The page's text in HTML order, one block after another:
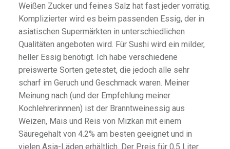
Weißen Zucker und feines Salz hat fast jeder vorrätig.
Komplizierter wird es beim passenden Essig, der in
asiatischen Supermärkten in unterschiedlichen
Qualitäten angeboten wird. Für Sushi wird ein milder,
heller Essig benötigt. Ich habe verschiedene
preiswerte Sorten getestet, die jedoch alle sehr
scharf im Geruch und Geschmack waren. Meiner
Meinung nach (und der Empfehlung meiner
Kochlehrerinnnen) ist der Branntweinessig aus
Weizen, Mais und Reis von Mizkan mit einem
Säuregehalt von 4.2% am besten geeignet und in
vielen Asia-Läden erhältlich. Der Preis für 0,5 Liter